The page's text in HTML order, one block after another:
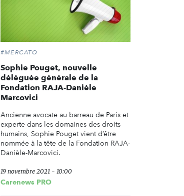
#MERCATO
Sophie Pouget, nouvelle
déléguée générale de la
Fondation RAJA-Danièle
Marcovici
Ancienne avocate au barreau de Paris et
experte dans les domaines des droits
humains, Sophie Pouget vient d’être
nommée à la tête de la Fondation RAJA-
Danièle-Marcovici.
19 novembre 2021 - 10:00
Carenews PRO